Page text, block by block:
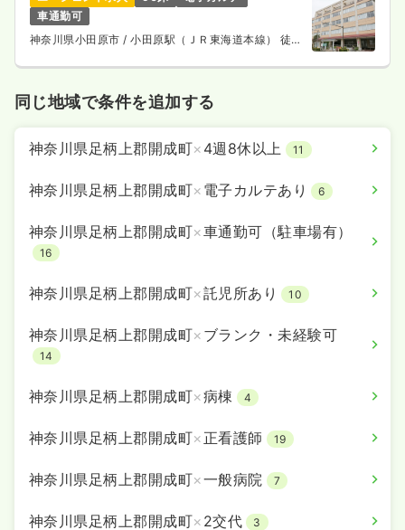
車通勤可
神奈川県小田原市/ 小田原駅（ＪＲ東海道本線） 徒歩
同じ地域で条件を追加する
神奈川県足柄上郡開成町× 4週8休以上 11
神奈川県足柄上郡開成町× 電子カルテあり 6
神奈川県足柄上郡開成町×車通勤可（駐車場有）
16
神奈川県足柄上郡開成町×託児所あり 10
神奈川県足柄上郡開成町× ブランク・未経験可
14
神奈川県足柄上郡開成町×病棟 4
神奈川県足柄上郡開成町× 正看護師 19
神奈川県足柄上郡開成町×一般病院 7
神奈川県足柄上郡開成町× 2交代 3